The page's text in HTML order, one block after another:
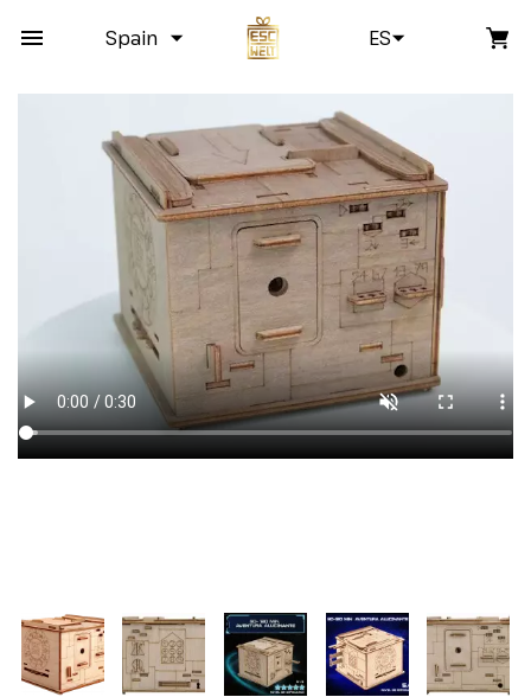
Spain ES